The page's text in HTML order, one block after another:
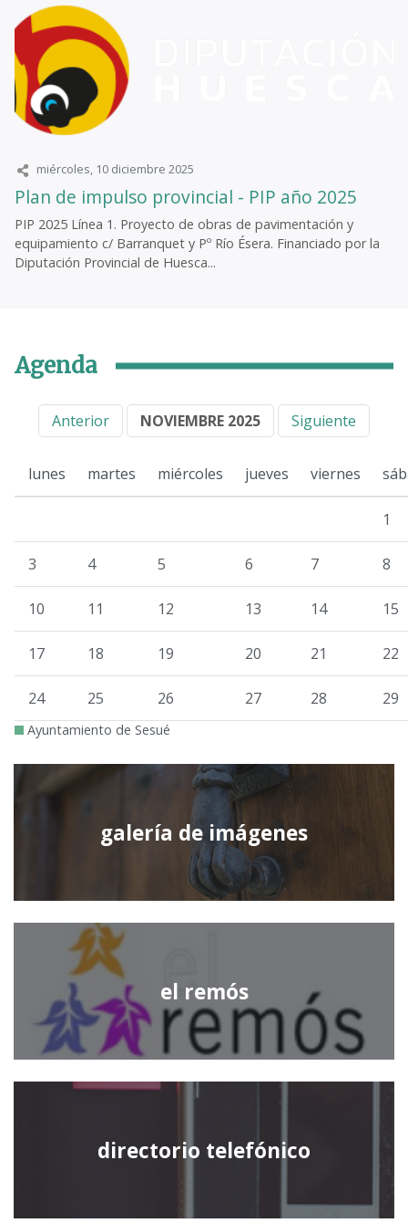
miércoles, 10 diciembre 2025
Plan de impulso provincial - PIP año 2025
PIP 2025 Línea 1. Proyecto de obras de pavimentación y
equipamiento c/ Barranquet y Pº Río Ésera. Financiado por la
Diputación Provincial de Huesca...
Agenda
Anterior NOVIEMBRE 2025 Siguiente
lunes martes miércoles jueves viernes
1
3 4 5 6 7 8
10 11 12 13 14 15
17 18 19 20 21 22
24 25 26 27 28 29
Ayuntamiento de Sesué
galería de imágenes
el remós
directorio telefónico